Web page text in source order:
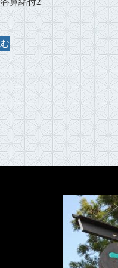
鼻緒付2